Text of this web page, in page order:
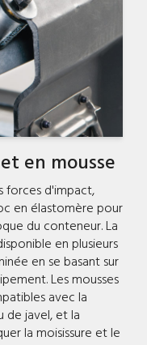
en mousse
forces d'impact,
en élastomère pour
du conteneur. La
en plusieurs
en se basant sur
Les mousses
avec la
de javel, et la
la moisissure et le